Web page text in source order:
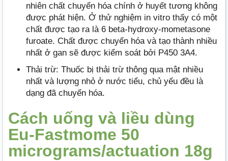
nhiên chất chuyển hóa chính ở huyết tương không
được phát hiện. Ở thử nghiệm in vitro thấy có một
chất được tạo ra là 6 beta-hydroxy-mometasone
furoate. Chất được chuyển hóa và tạo thành nhiều
nhất ở gan sẽ được kiểm soát bởi P450 3A4.
Thải trừ: Thuốc bị thải trừ thông qua mật nhiều
nhất và lượng nhỏ ở nước tiểu, chủ yếu đều là
dạng đã chuyển hóa.
Cách uống và liều dùng
Eu-Fastmome 50
micrograms/actuation 18g